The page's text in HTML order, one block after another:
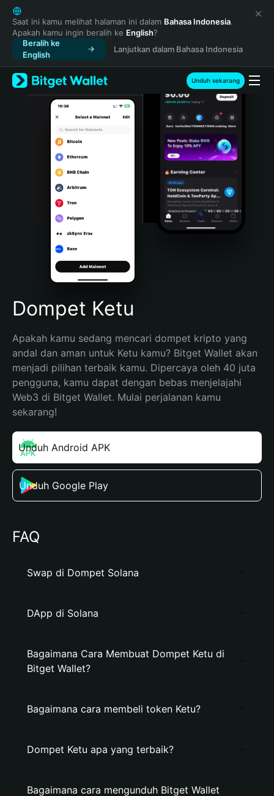
English
日本語
Tiếng Việt
Русский
Español (Latinoamérica)
Türkçe
Italiano
Português (Portugal)
Bahasa Indonesia
Português (Brasil)
Español (Argentina)
Saat ini kamu melihat halaman ini dalam Bahasa Indonesia.
Apakah kamu ingin beralih ke English?
Beralih ke
English
Lanjutkan dalam Bahasa Indonesia
Unduh sekarang
Dompet Ketu
Apakah kamu sedang mencari dompet kripto yang
andal dan aman untuk Ketu kamu? Bitget Wallet akan
menjadi pilihan terbaik kamu. Dipercaya oleh 40 juta
pengguna, kamu dapat dengan bebas menjelajahi
Web3 di Bitget Wallet. Mulai perjalanan kamu
sekarang!
Unduh Android APK
Unduh Google Play
FAQ
Swap di Dompet Solana
DApp di Solana
Bagaimana Cara Membuat Dompet Ketu di
Bitget Wallet?
Bagaimana cara membeli token Ketu?
Dompet Ketu apa yang terbaik?
Bagaimana cara mengunduh Bitget Wallet